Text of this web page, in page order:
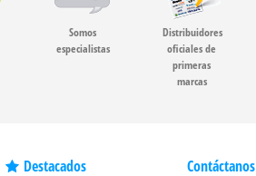
Somos
especialistas
Distribuidores
oficiales de
primeras
marcas
Destacados Contáctanos